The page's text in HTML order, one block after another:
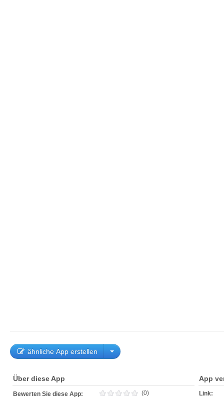
ähnliche App erstellen
Über diese App
Bewerten Sie diese App: (0)
App
Link: